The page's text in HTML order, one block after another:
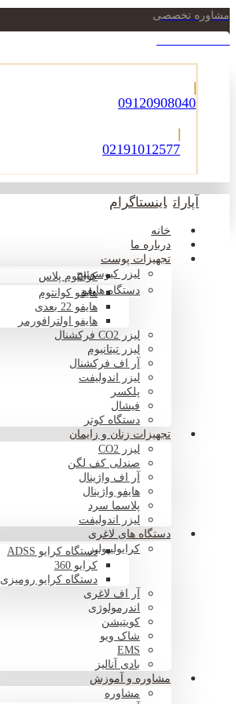
مشاوره تخصصی
09120908040
02191012577
آپارات اینستاگرام
خانه
درباره ما
تجهیزات پوست
لیزر کیوسوئیچکوانتوم پلاس
دستگاه هایفوهایفو کوانتوم
هایفو 22 بعدی
هایفو اولترافورمر
لیزر CO2 فرکشنال
لیزر تیتانیوم
آر اف فرکشنال
لیزر اندولیفت
پلکسر
فیشال
دستگاه کوتر
تجهیزات زنان و زایمان
لیزر CO2
صندلی کف لگن
آر اف واژینال
هایفو واژینال
پلاسما سرد
لیزر اندولیفت
دستگاه های لاغری
کرایولیپولیزدستگاه کرایو ADSS
کرایو 360
دستگاه کرایو رومیزی
آر اف لاغری
اندرمولوژی
کویتیشن
شاک ویو
EMS
بادی آنالیز
مشاوره و آموزش
مشاوره